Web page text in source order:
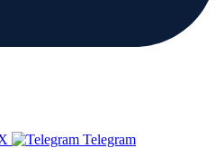
Telegram